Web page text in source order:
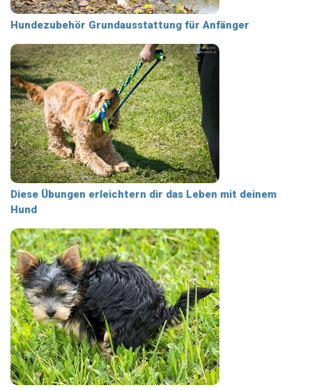
Hundezubehör Grundausstattung für Anfänger
Diese Übungen erleichtern dir das Leben mit deinem
Hund